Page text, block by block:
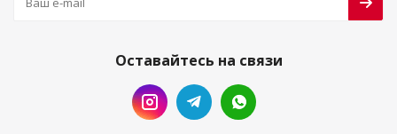
Оставайтесь на связи